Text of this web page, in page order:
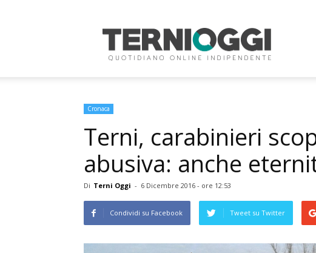
Oggi
Cronaca
Terni, carabinieri
abusiva: anche
Di Terni Oggi - 6 Dicembre 2016 - ore 12:53
Condividi su Facebook Tweet su Twitter